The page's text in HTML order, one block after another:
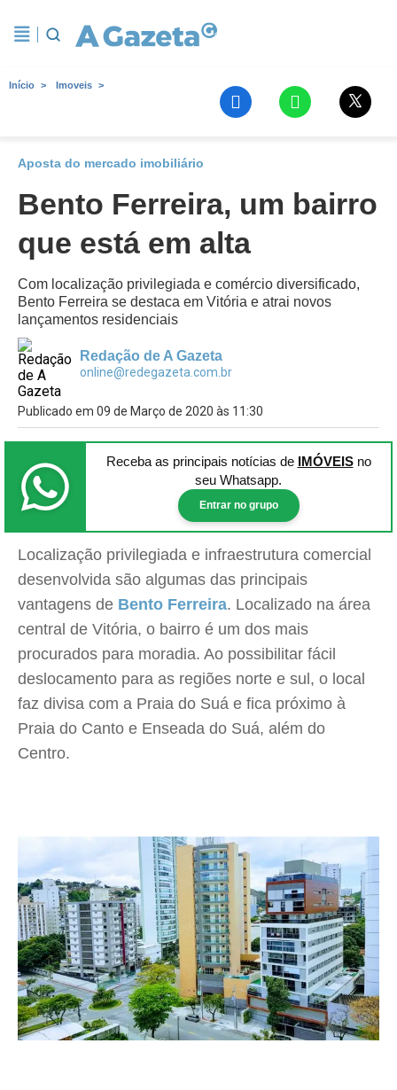
Início Imoveis
Aposta do mercado imobiliário
Bento Ferreira, um bairro
que está em alta
Com localização privilegiada e comércio diversificado,
Bento Ferreira se destaca em Vitória e atrai novos
lançamentos residenciais
Redação de A Gazeta
online@redegazeta.com.br
Publicado em 09 de Março de 2020 às 11:30
Receba as principais notícias de IMÓVEISno
seu Whatsapp.
Entrar no grupo
Localização privilegiada e infraestrutura comercial
desenvolvida são algumas das principais
vantagens de Bento Ferreira. Localizado na área
central de Vitória, o bairro é um dos mais
procurados para moradia. Ao possibilitar fácil
deslocamento para as regiões norte e sul, o local
faz divisa com a Praia do Suá e fica próximo à
Praia do Canto e Enseada do Suá, além do
Centro.